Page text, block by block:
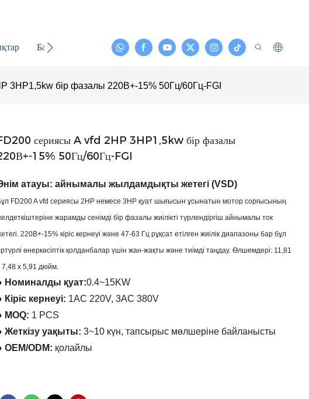
Байланыс
3HP1,5kw бір фазалы 220В+-15% 50Гц/60Гц-FGI
сериясы A vfd 2HP 3HP1,5kw бір фазалы
15% 50Гц/60Гц-FGI
атауы: айнымалы жылдамдықты жетегі (VSD)
FD200 A vfd сериясы 2HP немесе 3HP қуат шығысын ұсынатын мотор сорғысының
жарамды сенімді бір фазалы жиілікті түрлендіргіш айнымалы ток
220В+-15% кіріс кернеуі және 47-63 Гц рұқсат етілген жиілік диапазоны бар бұл
өнеркәсіптік қолданбалар үшін жан-жақты және тиімді таңдау. Өлшемдері: 11,81
7,48 x 5,91 дюйм.
Номиналды қуат:0.4~15KW
Кіріс кернеуі: 1AC 220V, 3AC 380V
MOQ: 1 PCS
Жеткізу уақыты: 3~10 күн, тапсырыс мөлшеріне байланысты
OEM/ODM: қолайлы